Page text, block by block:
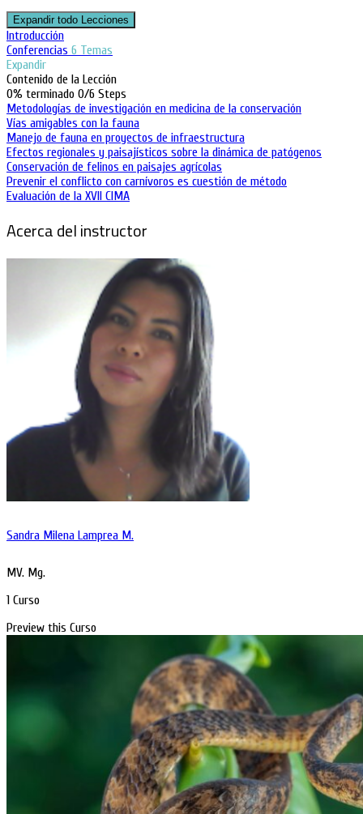
Expandir todo Lecciones
Introducción
Conferencias 6 Temas
Expandir
Contenido de la Lección
0% terminado 0/6 Steps
Metodologías de investigación en medicina de la conservación
Vías amigables con la fauna
Manejo de fauna en proyectos de infraestructura
Efectos regionales y paisajísticos sobre la dinámica de patógenos
Conservación de felinos en paisajes agrícolas
Prevenir el conflicto con carnívoros es cuestión de método
Evaluación de la XVII CIMA
Acerca del instructor
Sandra Milena Lamprea M.
MV. Mg.
1 Curso
Preview this Curso